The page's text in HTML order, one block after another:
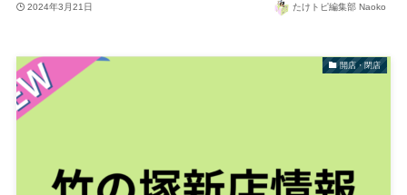
2024年3月21日 たけトピ編集部 Naoko
開店・閉店